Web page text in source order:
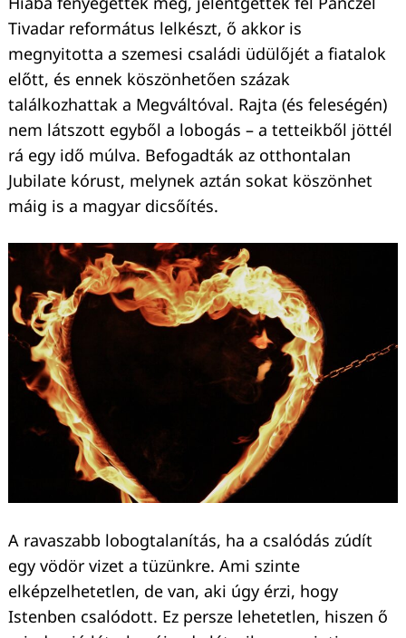
Tivadar református lelkészt, ő akkor is
megnyitotta a szemesi családi üdülőjét a fiatalok
előtt, és ennek köszönhetően százak
találkozhattak a Megváltóval. Rajta (és feleségén)
nem látszott egyből a lobogás – a tetteikből jöttél
rá egy idő múlva. Befogadták az otthontalan
Jubilate kórust, melynek aztán sokat köszönhet
máig is a magyar dicsőítés.
A ravaszabb lobogtalanítás, ha a csalódás zúdít
egy vödör vizet a tüzünkre. Ami szinte
elképzelhetetlen, de van, aki úgy érzi, hogy
Istenben csalódott. Ez persze lehetetlen, hiszen ő